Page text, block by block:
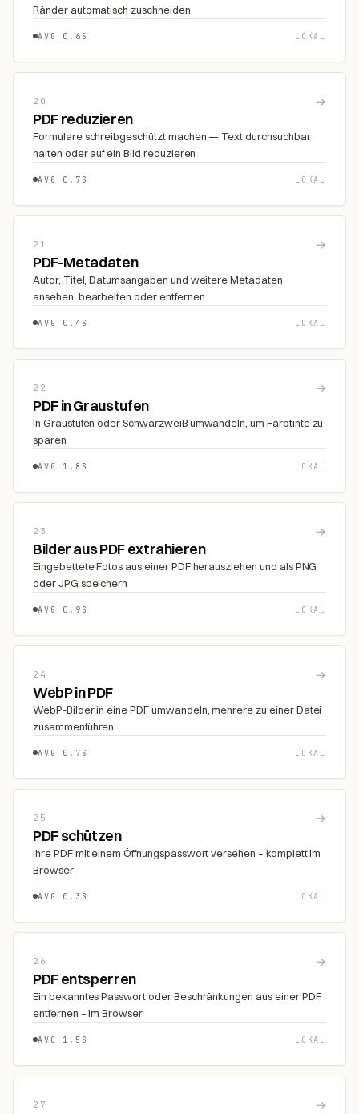
Ränder automatisch zuschneiden
AVG 0.6S LOKAL
20 →
PDF reduzieren
Formulare schreibgeschützt machen — Text durchsuchbar
halten oder auf ein Bild reduzieren
AVG 0.7S LOKAL
21 →
PDF-Metadaten
Autor, Titel, Datumsangaben und weitere Metadaten
ansehen, bearbeiten oder entfernen
AVG 0.4S LOKAL
22 →
PDF in Graustufen
In Graustufen oder Schwarzweiß umwandeln, um Farbtinte zu
sparen
AVG 1.8S LOKAL
23 →
Bilder aus PDF extrahieren
Eingebettete Fotos aus einer PDF herausziehen und als PNG
oder JPG speichern
AVG 0.9S LOKAL
24 →
WebP in PDF
WebP-Bilder in eine PDF umwandeln, mehrere zu einer Datei
zusammenführen
AVG 0.7S LOKAL
25 →
PDF schützen
Ihre PDF mit einem Öffnungspasswort versehen – komplett im
Browser
AVG 0.3S LOKAL
26 →
PDF entsperren
Ein bekanntes Passwort oder Beschränkungen aus einer PDF
entfernen – im Browser
AVG 1.5S LOKAL
27 →